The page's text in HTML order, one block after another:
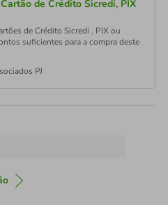
de Crédito Sicredi, PIX
de Crédito Sicredi , PIX ou
suficientes para a compra deste
PJ